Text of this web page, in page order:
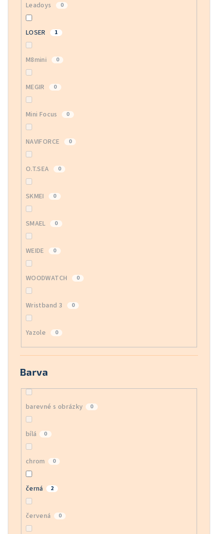
Leadoys 0
LOSER 1
M8mini 0
MEGIR 0
Mini Focus 0
NAVIFORCE 0
O.T.SEA 0
SKMEI 0
SMAEL 0
WEIDE 0
WOODWATCH 0
Wristband 3 0
Yazole 0
Barva
barevné s obrázky 0
bílá 0
chrom 0
černá 2
červená 0